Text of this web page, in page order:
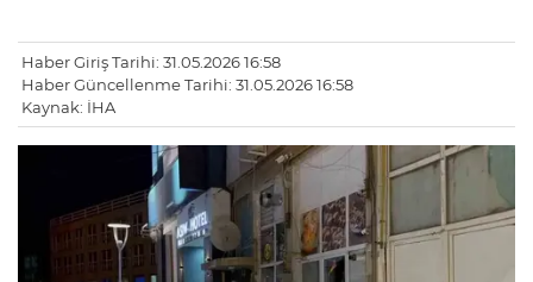
Haber Giriş Tarihi: 31.05.2026 16:58
Haber Güncellenme Tarihi: 31.05.2026 16:58
Kaynak: İHA